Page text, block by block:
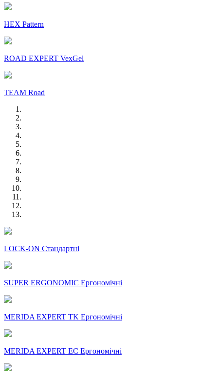
HEX Pattern
ROAD EXPERT VexGel
TEAM Road
LOCK-ON Стандартні
SUPER ERGONOMIC Ергономічні
MERIDA EXPERT TK Ергономічні
MERIDA EXPERT EC Ергономічні